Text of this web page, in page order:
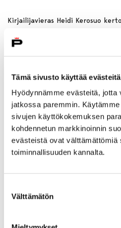
Tämä sivusto käyttää evästeitä
Hyödynnämme evästeitä, jotta
jatkossa paremmin.
sivujen käyttökokemuksen
kohdennetun markkinoinnin
evästeistä ovat välttämättömiä
toiminnallisuuden kannalta.
valinta
Välttämätön
Kirjailijavieras Heidi Kerosuo
kirjastossa.
Kirjallisuus